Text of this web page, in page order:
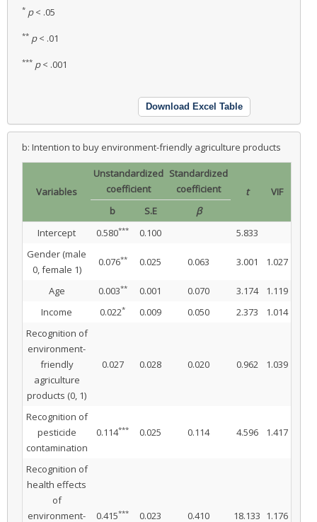
* p< .05
** p< .01
*** p< .001
Download Excel Table
b: Intention to buy environment-friendly agriculture products
Variables
Unstandardized
coefficient
Standardized
coefficient
t
VIF
b
S.E
β
Intercept
0.580*** 0.100
5.833
Gender (male
0, female 1)
0.076** 0.025 0.063 3.001 1.027
Age 0.003** 0.001 0.070 3.174
1.119
Income
0.022* 0.009 0.050 2.373
1.014
Recognition of
environment-
friendly
agriculture
products (0, 1)
0.027 0.028 0.020 0.962 1.039
Recognition of
pesticide
contamination
0.114*** 0.025 0.114 4.596 1.417
Recognition of
health effects
of
environment-
0.415*** 0.023 0.410 18.133 1.176